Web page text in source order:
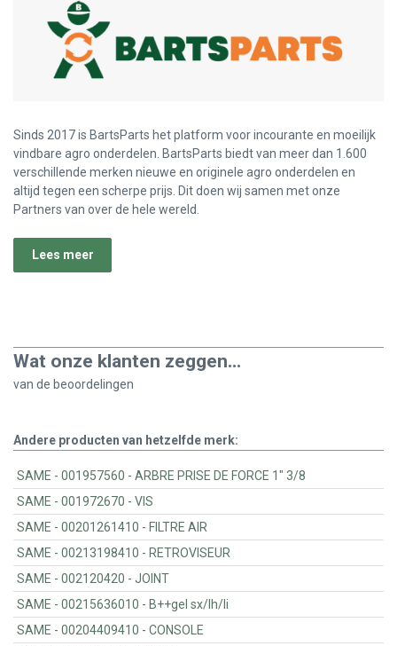
Sinds 2017 is BartsParts het platform voor incourante en moeilijk
vindbare agro onderdelen. BartsParts biedt van meer dan 1.600
verschillende merken nieuwe en originele agro onderdelen en
altijd tegen een scherpe prijs. Dit doen wij samen met onze
Partners van over de hele wereld.
Lees meer
Wat onze klanten zeggen...
van de beoordelingen
Andere producten van hetzelfde merk:
SAME - 001957560 - ARBRE PRISE DE FORCE 1" 3/8
SAME - 001972670 - VIS
SAME - 00201261410 - FILTRE AIR
SAME - 00213198410 - RETROVISEUR
SAME - 002120420 - JOINT
SAME - 00215636010 - B++gel sx/lh/li
SAME - 00204409410 - CONSOLE